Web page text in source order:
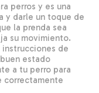
perros y es una
y darle un toque de
la prenda sea
su movimiento.
de
estado
a tu perro para
correctamente